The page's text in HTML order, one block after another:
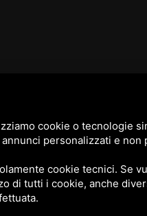
cookie o tecnologie
personalizzati e non
cookie tecnici. Se
di tutti i cookie, anche